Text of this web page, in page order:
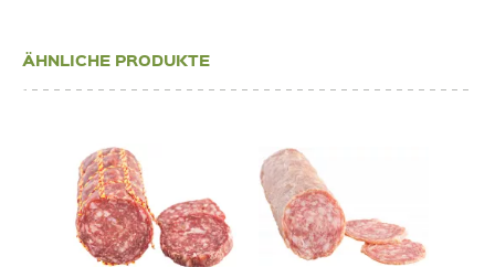
ÄHNLICHE PRODUKTE